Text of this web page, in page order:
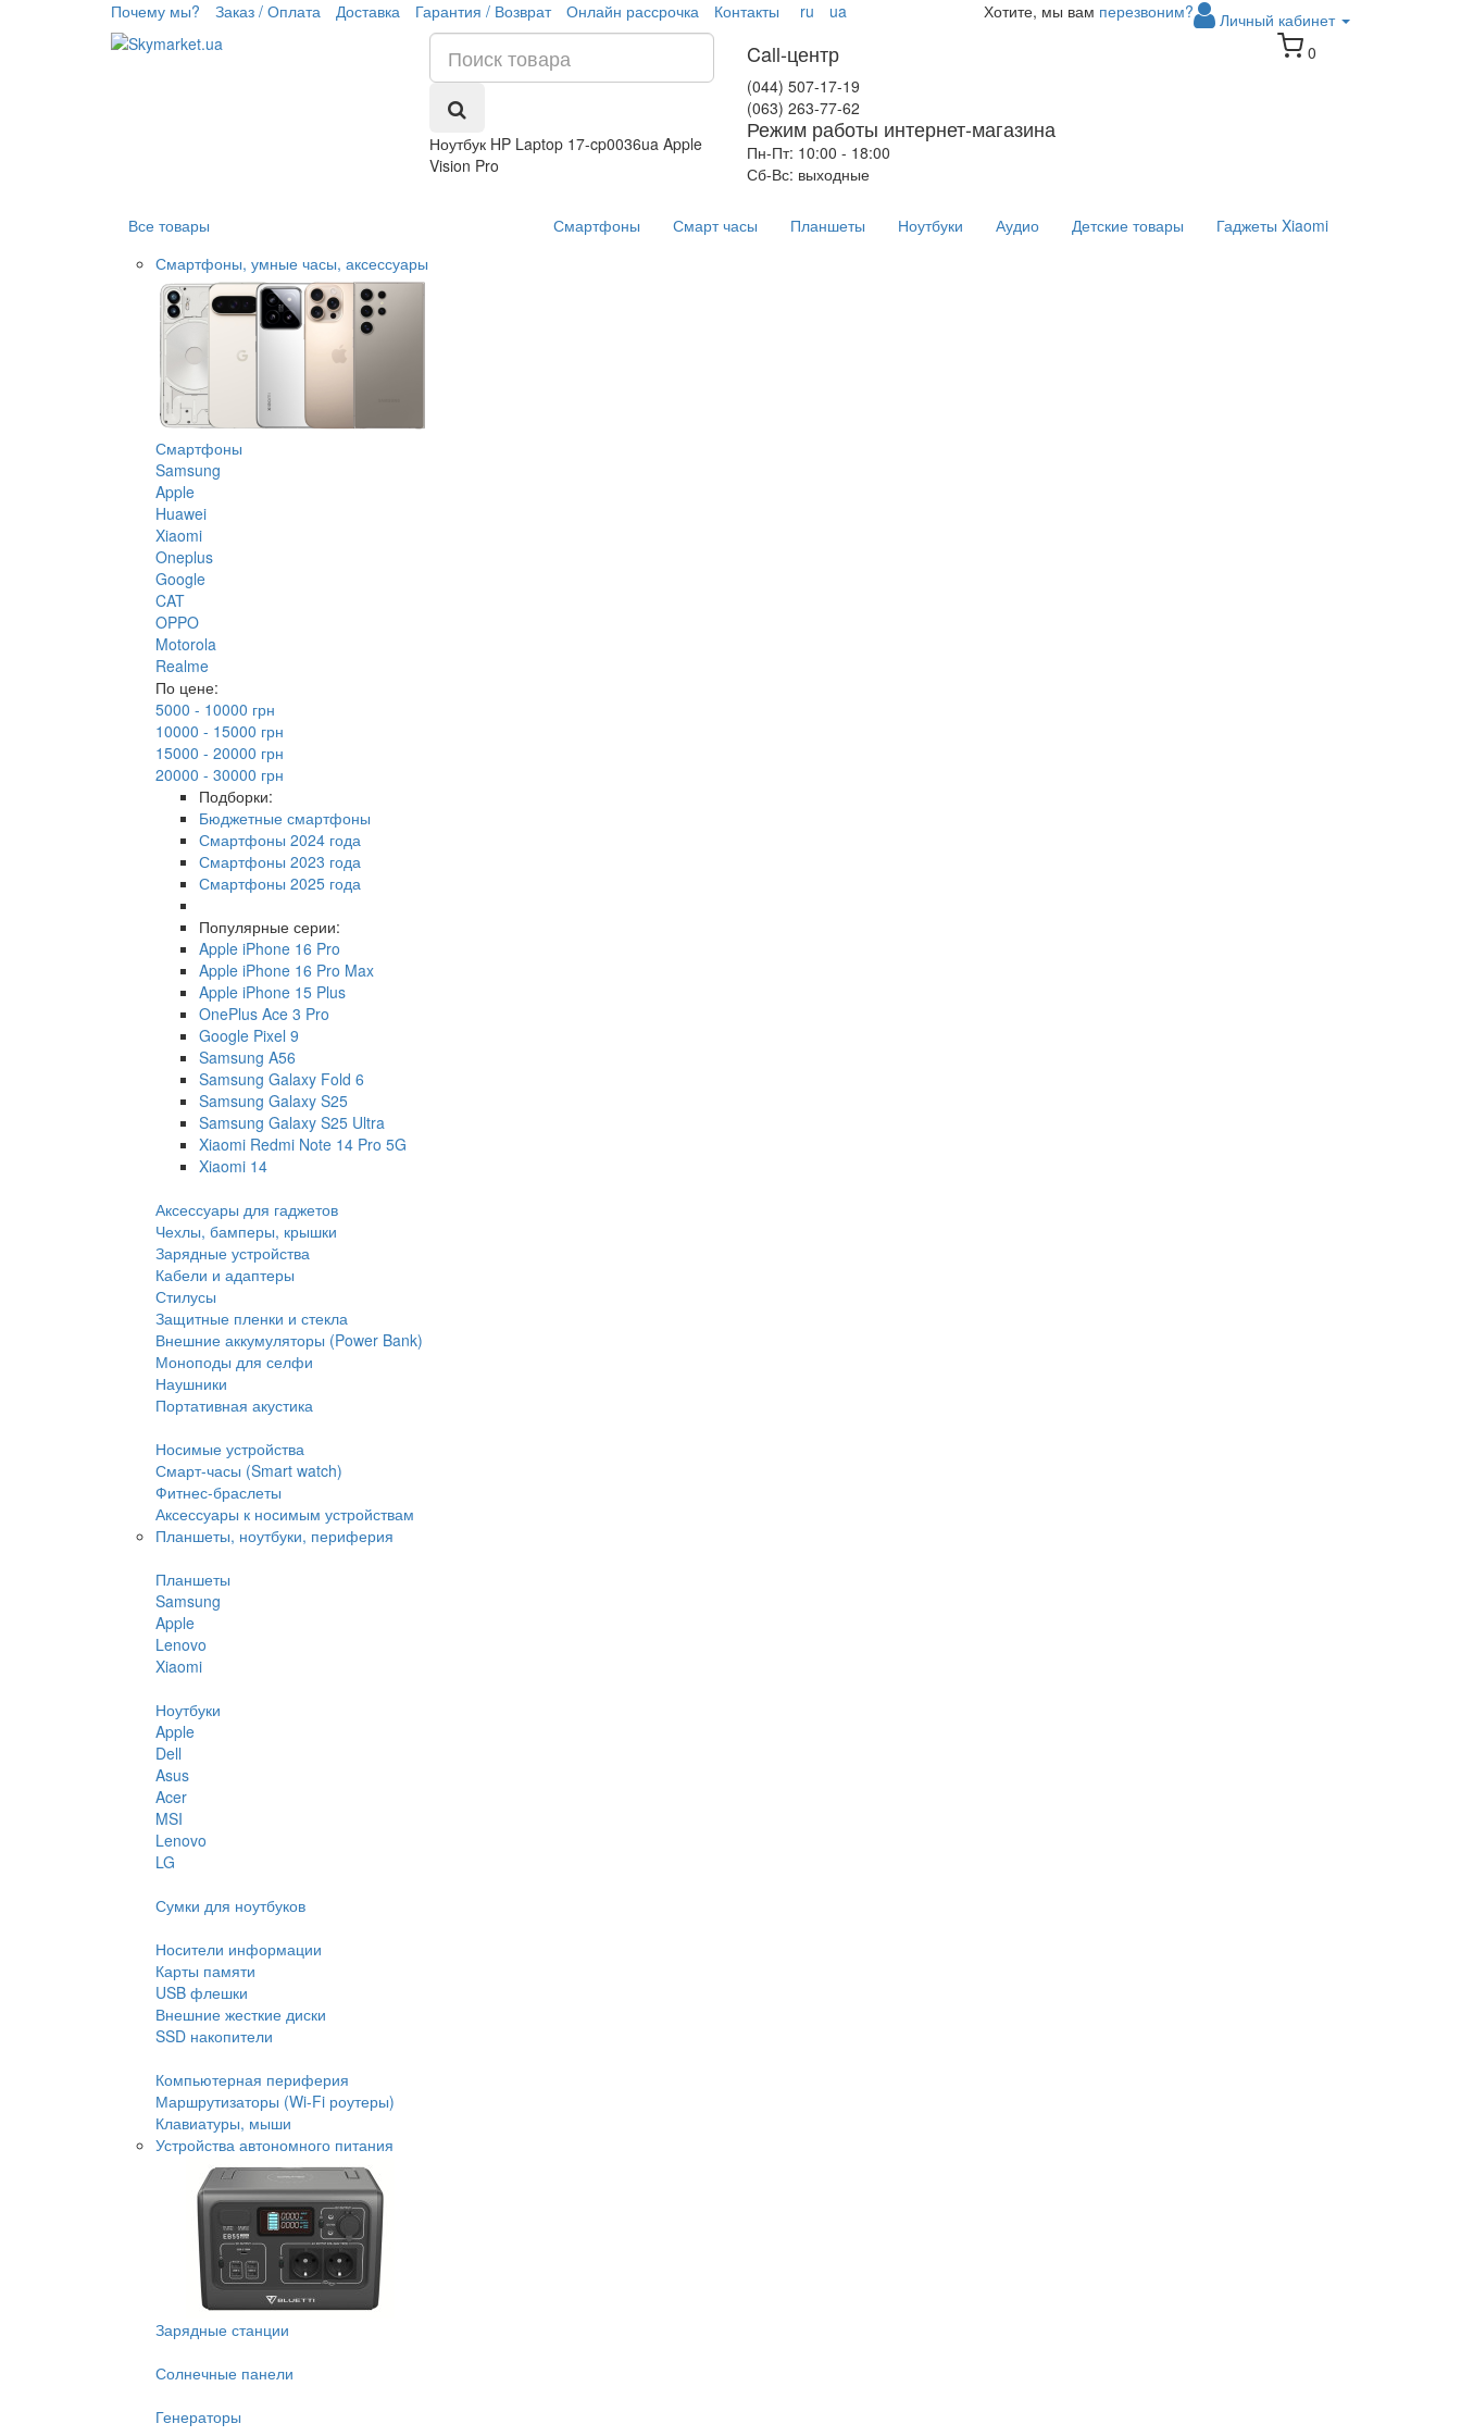
Почему мы? Заказ / Оплата Доставка Гарантия / Возврат Онлайн рассрочка Контакты ru ua Личный кабинет
Хотите, мы вам перезвоним?
Ноутбук HP Laptop 17-cp0036ua Apple
Vision Pro
Call-центр
(044) 507-17-19
(063) 263-77-62
Режим работы интернет-магазина
Пн-Пт: 10:00 - 18:00
Сб-Вс: выходные
0
Все товары
Смартфоны, умные часы, аксессуары
Смартфоны
Samsung
Apple
Huawei
Xiaomi
Oneplus
Google
CAT
OPPO
Motorola
Realme
По цене:
5000 - 10000 грн
10000 - 15000 грн
15000 - 20000 грн
20000 - 30000 грн
Подборки:
Бюджетные смартфоны
Смартфоны 2024 года
Смартфоны 2023 года
Смартфоны 2025 года
Популярные серии:
Apple iPhone 16 Pro
Apple iPhone 16 Pro Max
Apple iPhone 15 Plus
OnePlus Ace 3 Pro
Google Pixel 9
Samsung A56
Samsung Galaxy Fold 6
Samsung Galaxy S25
Samsung Galaxy S25 Ultra
Xiaomi Redmi Note 14 Pro 5G
Xiaomi 14
Аксессуары для гаджетов
Чехлы, бамперы, крышки
Зарядные устройства
Кабели и адаптеры
Стилусы
Защитные пленки и стекла
Внешние аккумуляторы (Power Bank)
Моноподы для селфи
Наушники
Портативная акустика
Носимые устройства
Смарт-часы (Smart watch)
Фитнес-браслеты
Аксессуары к носимым устройствам
Планшеты, ноутбуки, периферия
Планшеты
Samsung
Apple
Lenovo
Xiaomi
Ноутбуки
Apple
Dell
Asus
Acer
MSI
Lenovo
LG
Сумки для ноутбуков
Носители информации
Карты памяти
USB флешки
Внешние жесткие диски
SSD накопители
Компьютерная периферия
Маршрутизаторы (Wi-Fi роутеры)
Клавиатуры, мыши
Устройства автономного питания
Зарядные станции
Солнечные панели
Генераторы
Смартфоны Смарт часы Планшеты Ноутбуки Аудио Детские товары Гаджеты Xiaomi